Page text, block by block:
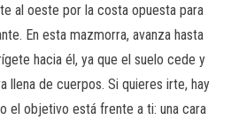
al oeste por la costa opuesta para
En esta mazmorra, avanza hasta
hacia él, ya que el suelo cede y
llena de cuerpos. Si quieres irte, hay
el objetivo está frente a ti: una cara